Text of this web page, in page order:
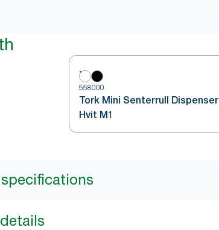
558000
Tork Mini Senterrull Dispenser
Hvit M1